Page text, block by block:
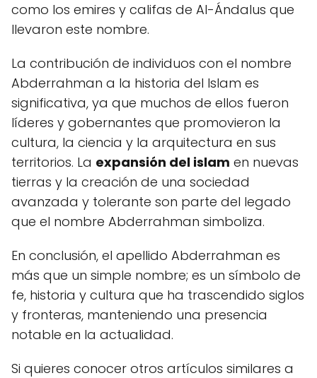
como los emires y califas de Al-Ándalus que
llevaron este nombre.
La contribución de individuos con el nombre
Abderrahman a la historia del Islam es
significativa, ya que muchos de ellos fueron
líderes y gobernantes que promovieron la
cultura, la ciencia y la arquitectura en sus
territorios. La expansión del islam en nuevas
tierras y la creación de una sociedad
avanzada y tolerante son parte del legado
que el nombre Abderrahman simboliza.
En conclusión, el apellido Abderrahman es
más que un simple nombre; es un símbolo de
fe, historia y cultura que ha trascendido siglos
y fronteras, manteniendo una presencia
notable en la actualidad.
Si quieres conocer otros artículos similares a